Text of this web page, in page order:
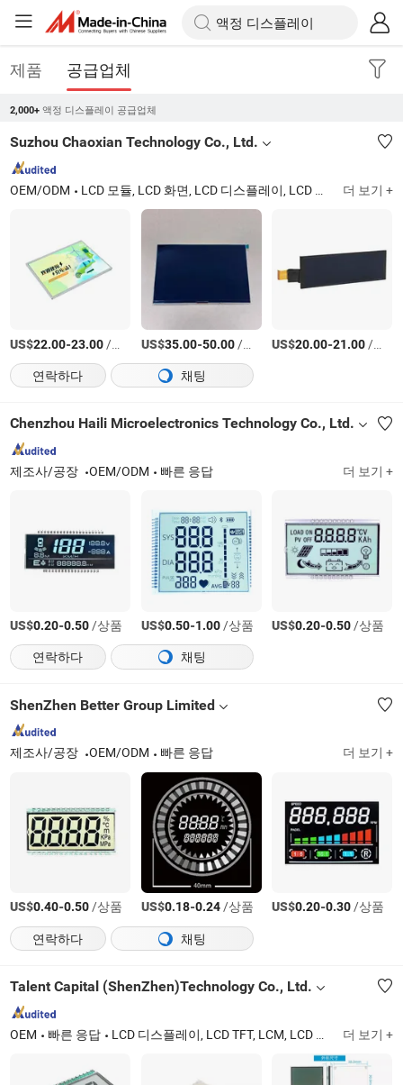
제품 공급업체
2,000+ 액정 디스플레이 공급업체
Suzhou Chaoxian Technology Co., Ltd.
OEM/ODM LCD 모듈, LCD 화면, LCD 디스플레이, LCD 모니터 더 보기 +
US$22.00-23.00/상품 US$35.00-50.00/상품 US$20.00-21.00/상품
연락하다
채팅
Chenzhou Haili Microelectronics Technology Co., Ltd.
제조사/공장 OEM/ODM 빠른 응답 더 보기 +
US$0.20-0.50/상품 US$0.50-1.00/상품 US$0.20-0.50/상품
연락하다
채팅
ShenZhen Better Group Limited
제조사/공장 OEM/ODM 빠른 응답 더 보기 +
US$0.40-0.50/상품 US$0.18-0.24/상품 US$0.20-0.30/상품
연락하다
채팅
Talent Capital (ShenZhen)Technology Co., Ltd.
OEM 빠른 응답 LCD 디스플레이, LCD TFT, LCM, LCD 화면, COB, Cog, LED 더 보기 +